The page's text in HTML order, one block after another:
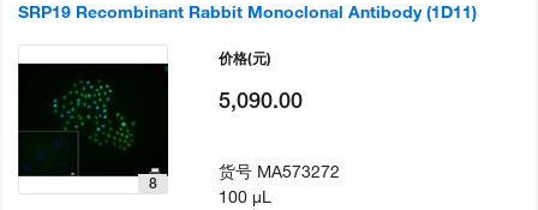
SRP19 Recombinant Rabbit Monoclonal Antibody (1D11)
8
价格(元)
5,090.00
货号 MA573272
100 µL